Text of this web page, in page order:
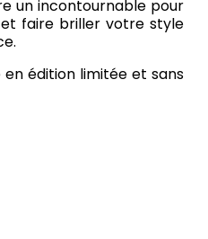
un incontournable pour
faire briller votre style
édition limitée et sans